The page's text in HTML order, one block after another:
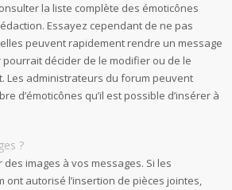
la liste complète des émoticônes
Essayez cependant de ne pas
peuvent rapidement rendre un message
décider de le modifier ou de le
Les administrateurs du forum peuvent
d’émoticônes qu’il est possible d’insérer à
?
images à vos messages. Si les
autorisé l’insertion de pièces jointes,